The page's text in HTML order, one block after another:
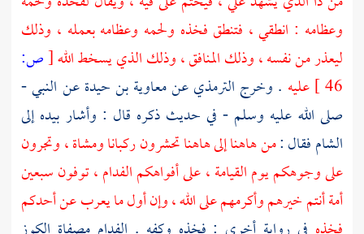
وعظامه : انطقي ، فتنطق فخذه ولحمه وعظامه بعمله ، وذلك
ليعذر من نفسه ، وذلك المنافق ، وذلك الذي يسخط الله[ص:
46 ] عليه . وخرج الترمذيعنمعاوية بن حيدةعن النبي -
صلى الله عليه وسلم - في حديث ذكره قال : وأشار بيده إلى
الشامفقال :من هاهنا إلى هاهنا تحشرون ركبانا ومشاة ، وتجرون
على وجوهكم يوم القيامة ، على أفواهكم الفدام ، توفون سبعين
أمة أنتم خيرهم وأكرمهم على الله ، وإن أول ما يعرب عن أحدكم